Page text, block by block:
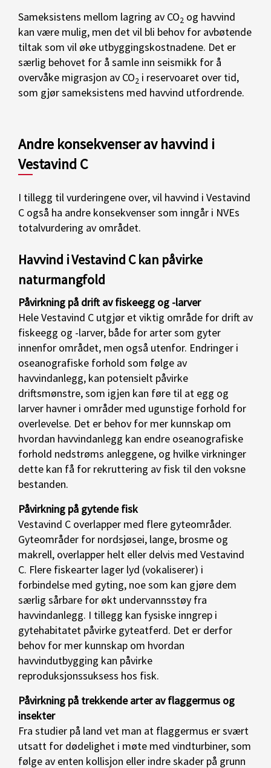
Sameksistens mellom lagring av CO2 og havvind
kan være mulig, men det vil bli behov for avbøtende
tiltak som vil øke utbyggingskostnadene. Det er
særlig behovet for å samle inn seismikk for å
overvåke migrasjon av CO2 i reservoaret over tid,
som gjør sameksistens med havvind utfordrende.
Andre konsekvenser av havvind i
Vestavind C
I tillegg til vurderingene over, vil havvind i Vestavind
C også ha andre konsekvenser som inngår i NVEs
totalvurdering av området.
Havvind i Vestavind C kan påvirke
naturmangfold
Påvirkning på drift av fiskeegg og -larver
Hele Vestavind C utgjør et viktig område for drift av
fiskeegg og -larver, både for arter som gyter
innenfor området, men også utenfor. Endringer i
oseanografiske forhold som følge av
havvindanlegg, kan potensielt påvirke
driftsmønstre, som igjen kan føre til at egg og
larver havner i områder med ugunstige forhold for
overlevelse. Det er behov for mer kunnskap om
hvordan havvindanlegg kan endre oseanografiske
forhold nedstrøms anleggene, og hvilke virkninger
dette kan få for rekruttering av fisk til den voksne
bestanden.
Påvirkning på gytende fisk
Vestavind C overlapper med flere gyteområder.
Gyteområder for nordsjøsei, lange, brosme og
makrell, overlapper helt eller delvis med Vestavind
C. Flere fiskearter lager lyd (vokaliserer) i
forbindelse med gyting, noe som kan gjøre dem
særlig sårbare for økt undervannsstøy fra
havvindanlegg. I tillegg kan fysiske inngrep i
gytehabitatet påvirke gyteatferd. Det er derfor
behov for mer kunnskap om hvordan
havvindutbygging kan påvirke
reproduksjonssuksess hos fisk.
Påvirkning på trekkende arter av flaggermus og
insekter
Fra studier på land vet man at flaggermus er svært
utsatt for dødelighet i møte med vindturbiner, som
følge av enten kollisjon eller indre skader på grunn